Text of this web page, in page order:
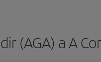
(AGA) a A